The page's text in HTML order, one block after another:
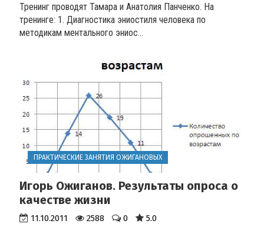
Тренинг проводят Тамара и Анатолия Панченко. На
тренинге: 1. Диагностика эниостиля человека по
методикам ментального эниос...
ПРАКТИЧЕСКИЕ ЗАНЯТИЯ ОЖИГАНОВЫХ
Игорь Ожиганов. Результаты опроса о
качестве жизни
11.10.2011 2588 0 5.0